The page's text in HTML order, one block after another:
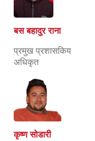
बस बहादुर राना
प्रमुख प्रशासकिय
अधिकृत
कृष्ण सोडारी